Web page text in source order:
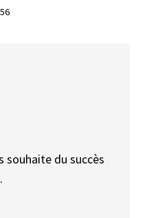
souhaite du succès